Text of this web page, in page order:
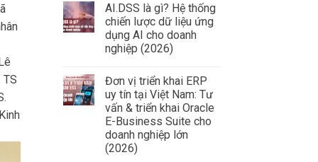
TS
Nghiệp
Ngành
Tôn
Thép
bình
luận
ở
Xây
Dựng
Data
Báo
Cáo
Quản
Trị
Thông
Minh
Cho
Doanh
Nghiệp
AI.DSS là gì? Hệ thống
chiến lược dữ liệu ứng
dụng AI cho doanh
nghiệp (2026)
bình
luận
ở
AI.DSS
là
gì?
Hệ
thống
chiến
Đơn vị triển khai ERP
uy tín tại Việt Nam: Tư
vấn & triển khai Oracle
E-Business Suite cho
doanh nghiệp lớn
(2026)